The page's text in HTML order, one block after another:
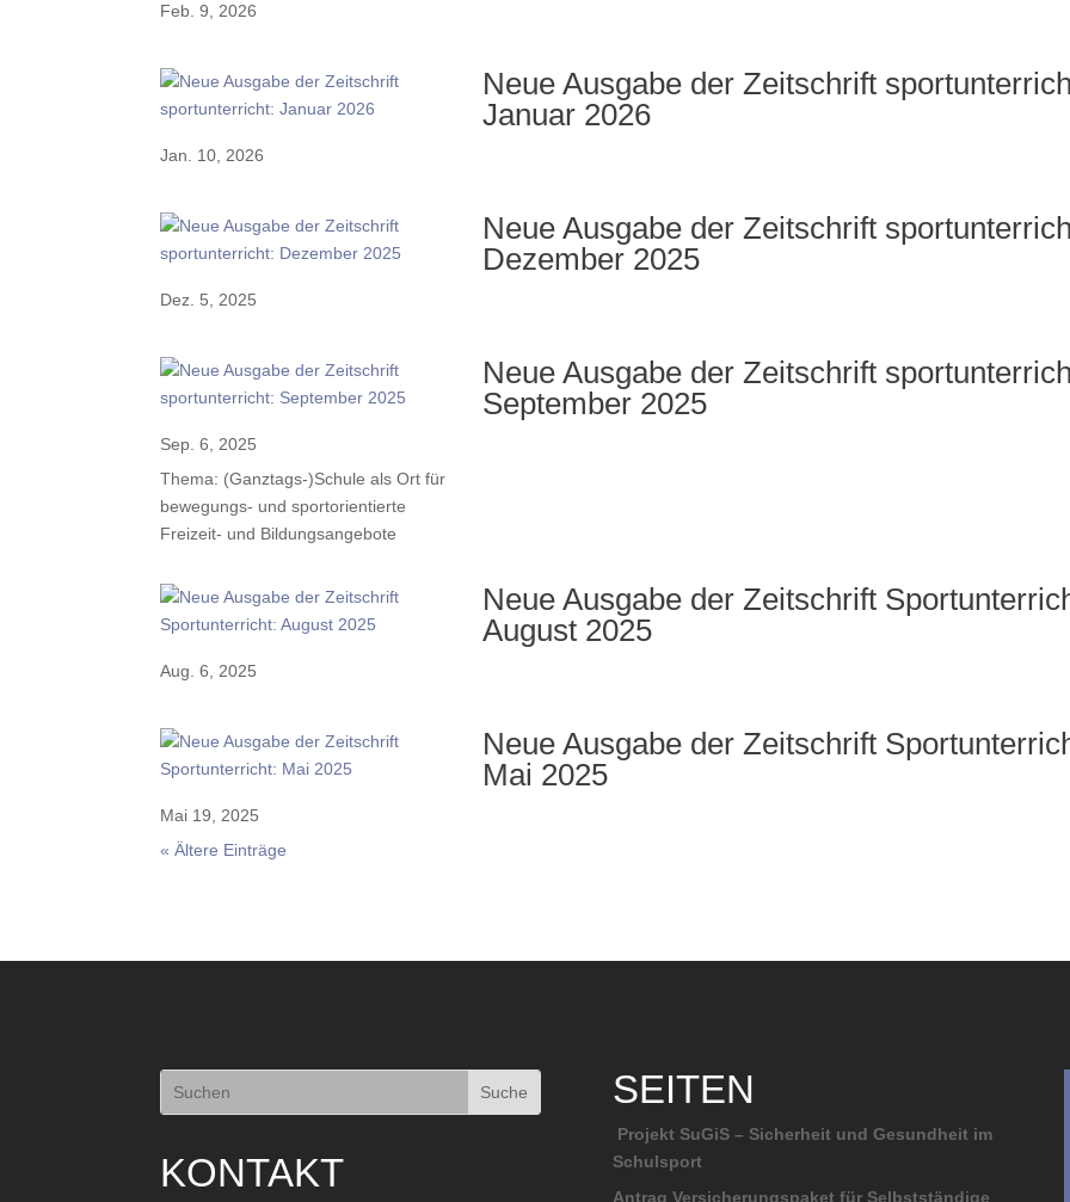
Feb. 9, 2026
Neue Ausgabe der Zeitschrift
Januar 2026
Jan. 10, 2026
Neue Ausgabe der Zeitschrift
Dezember 2025
Dez. 5, 2025
Neue Ausgabe der Zeitschrift
September 2025
Sep. 6, 2025
Thema: (Ganztags-)Schule als Ort für
bewegungs- und sportorientierte
Freizeit- und Bildungsangebote
Neue Ausgabe der Zeitschrift
August 2025
Aug. 6, 2025
Neue Ausgabe der Zeitschrift
Mai 2025
Mai 19, 2025
« Ältere Einträge
KONTAKT
SEITEN
Projekt SuGiS – Sicherheit und Gesundheit im
Schulsport
Antrag Versicherungspaket für Selbstständige